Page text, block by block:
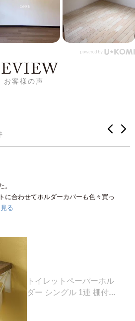
お客様の声
。
に合わせてホルダーカバーも色々買っ
る
トイレットペーパーホル
ダー シングル 1連 棚付き